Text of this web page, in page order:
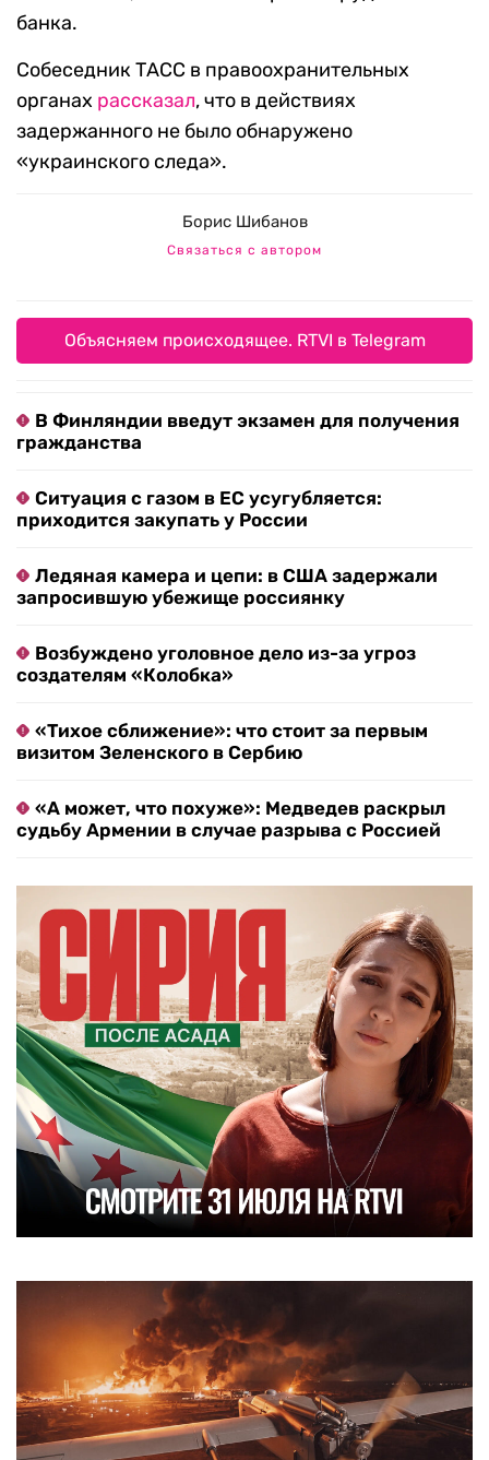
банка.
Собеседник ТАСС в правоохранительных
органах рассказал, что в действиях
задержанного не было обнаружено
«украинского следа».
Борис Шибанов
Связаться с автором
Объясняем происходящее. RTVI в Telegram
В Финляндии введут экзамен для получения
гражданства
Ситуация с газом в ЕС усугубляется:
приходится закупать у России
Ледяная камера и цепи: в США задержали
запросившую убежище россиянку
Возбуждено уголовное дело из-за угроз
создателям «Колобка»
«Тихое сближение»: что стоит за первым
визитом Зеленского в Сербию
«А может, что похуже»: Медведев раскрыл
судьбу Армении в случае разрыва с Россией